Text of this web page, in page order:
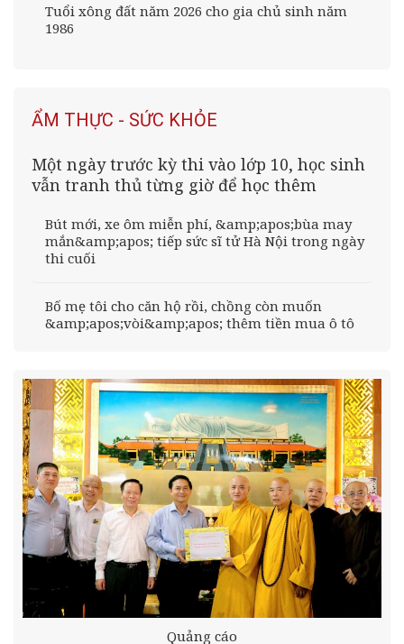
Tuổi xông đất năm 2026 cho gia chủ sinh năm
1986
ẨM THỰC - SỨC KHỎE
Một ngày trước kỳ thi vào lớp 10, học sinh
vẫn tranh thủ từng giờ để học thêm
Bút mới, xe ôm miễn phí, &amp;apos;bùa may
mắn&amp;apos; tiếp sức sĩ tử Hà Nội trong ngày
thi cuối
Bố mẹ tôi cho căn hộ rồi, chồng còn muốn
&amp;apos;vòi&amp;apos; thêm tiền mua ô tô
Quảng cáo